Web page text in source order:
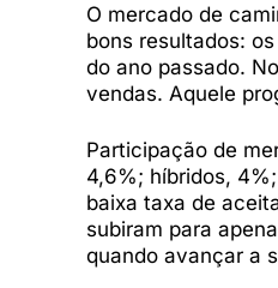
O mercado de
bons resultados:
do ano passado.
vendas. Aquele
Participação de
4,6%; híbridos,
baixa taxa de
subiram para
quando avançar a